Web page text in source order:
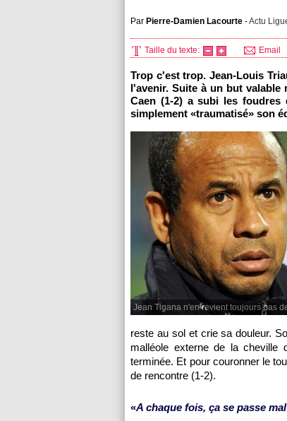
Par Pierre-Damien Lacourte -Actu
Taille du texte: Email
Trop c'est trop. Jean-Louis
l'avenir. Suite à un but
Caen (1-2) a subi les
simplement «traumatisé» son
Jean Tigana n'en revient toujours pas
reste au sol et crie sa douleur.
malléole externe de la
terminée. Et pour couronner le
de rencontre (1-2).
«A chaque fois, ça se passe mal